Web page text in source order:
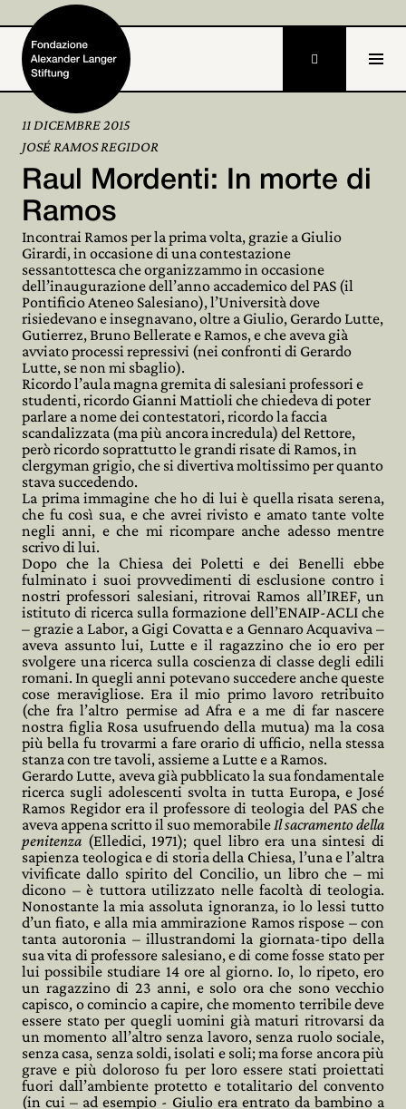
Home
Fondazione
Attività e progetti
Alexander Langer
Archivio 
Partecipa

11 DICEMBRE 2015
JOSÉ RAMOS REGIDOR
Raul Mordenti: In morte di
Ramos
Incontrai Ramos per la prima volta, grazie a Giulio
Girardi, in occasione di una contestazione
sessantottesca che organizzammo in occasione
dell’inaugurazione dell’anno accademico del PAS (il
Pontificio Ateneo Salesiano), l’Università dove
risiedevano e insegnavano, oltre a Giulio, Gerardo Lutte,
Gutierrez, Bruno Bellerate e Ramos, e che aveva già
avviato processi repressivi (nei confronti di Gerardo
Lutte, se non mi sbaglio).
Ricordo l’aula magna gremita di salesiani professori e
studenti, ricordo Gianni Mattioli che chiedeva di poter
parlare a nome dei contestatori, ricordo la faccia
scandalizzata (ma più ancora incredula) del Rettore,
però ricordo soprattutto le grandi risate di Ramos, in
clergyman grigio, che si divertiva moltissimo per quanto
stava succedendo.
La prima immagine che ho di lui è quella risata serena,
che fu così sua, e che avrei rivisto e amato tante volte
negli anni, e che mi ricompare anche adesso mentre
scrivo di lui.
Dopo che la Chiesa dei Poletti e dei Benelli ebbe
fulminato i suoi provvedimenti di esclusione contro i
nostri professori salesiani, ritrovai Ramos all’IREF, un
istituto di ricerca sulla formazione dell’ENAIP-ACLI che
– grazie a Labor, a Gigi Covatta e a Gennaro Acquaviva –
aveva assunto lui, Lutte e il ragazzino che io ero per
svolgere una ricerca sulla coscienza di classe degli edili
romani. In quegli anni potevano succedere anche queste
cose meravigliose. Era il mio primo lavoro retribuito
(che fra l’altro permise ad Afra e a me di far nascere
nostra figlia Rosa usufruendo della mutua) ma la cosa
più bella fu trovarmi a fare orario di ufficio, nella stessa
stanza con tre tavoli, assieme a Lutte e a Ramos.
Gerardo Lutte, aveva già pubblicato la sua fondamentale
ricerca sugli adolescenti svolta in tutta Europa, e José
Ramos Regidor era il professore di teologia del PAS che
aveva appena scritto il suo memorabileIl sacramento della
penitenza (Elledici, 1971); quel libro era una sintesi di
sapienza teologica e di storia della Chiesa, l’una e l’altra
vivificate dallo spirito del Concilio, un libro che – mi
dicono – è tuttora utilizzato nelle facoltà di teologia.
Nonostante la mia assoluta ignoranza, io lo lessi tutto
d’un fiato, e alla mia ammirazione Ramos rispose – con
tanta autoronia – illustrandomi la giornata-tipo della
sua vita di professore salesiano, e di come fosse stato per
lui possibile studiare 14 ore al giorno. Io, lo ripeto, ero
un ragazzino di 23 anni, e solo ora che sono vecchio
capisco, o comincio a capire, che momento terribile deve
essere stato per quegli uomini già maturi ritrovarsi da
un momento all’altro senza lavoro, senza ruolo sociale,
senza casa, senza soldi, isolati e soli; ma forse ancora più
grave e più doloroso fu per loro essere stati proiettati
fuori dall’ambiente protetto e totalitario del convento
(in cui – ad esempio - Giulio era entrato da bambino a